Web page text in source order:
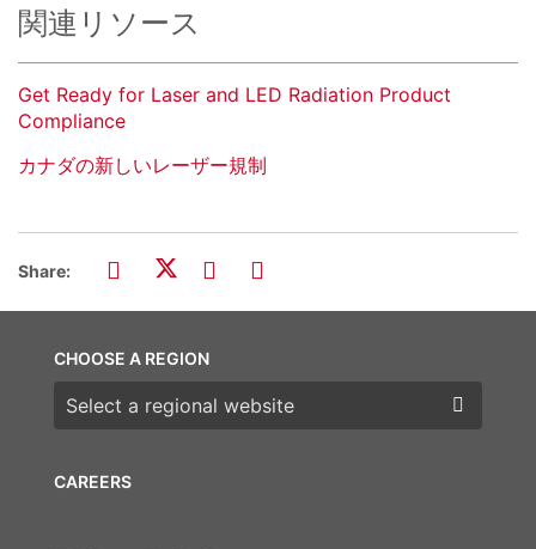
関連リソース
Get Ready for Laser and LED Radiation Product
Compliance
カナダの新しいレーザー規制
Share:
CAREERS
CHOOSE A REGION
Choose a region